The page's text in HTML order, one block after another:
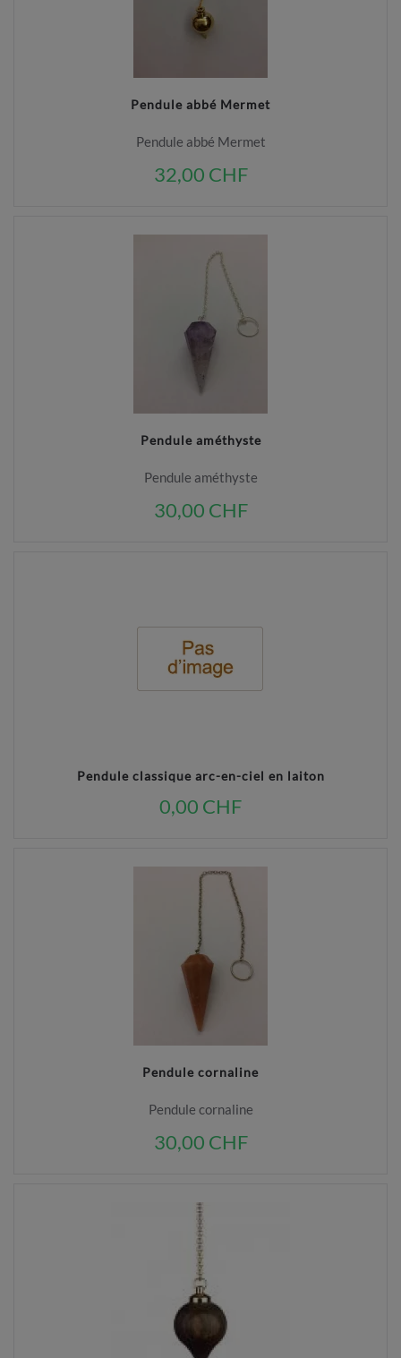
Pendule abbé Mermet
Pendule abbé Mermet
32,00 CHF
Pendule améthyste
Pendule améthyste
30,00 CHF
Pendule classique arc-en-ciel en laiton
0,00 CHF
Pendule cornaline
Pendule cornaline
30,00 CHF